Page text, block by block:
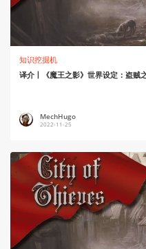
知识挖掘机
译介丨《魔王之影》世界设定：盗贼之
MechHugo
2022-11-25